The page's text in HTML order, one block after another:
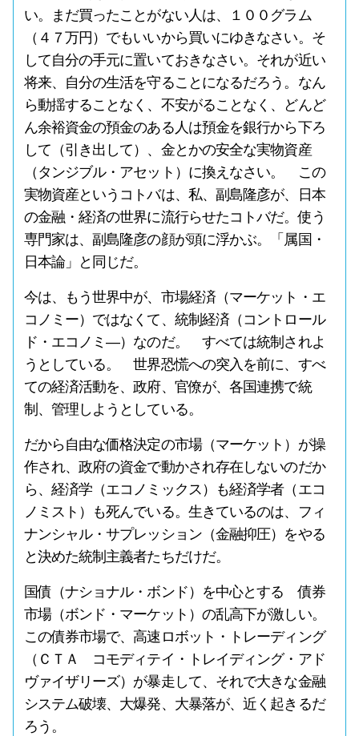
い。まだ買ったことがない人は、１００グラム
（４７万円）でもいいから買いにゆきなさい。そ
して自分の手元に置いておきなさい。それが近い
将来、自分の生活を守ることになるだろう。なん
ら動揺することなく、不安がることなく、どんど
ん余裕資金の預金のある人は預金を銀行から下ろ
して（引き出して）、金とかの安全な実物資産
（タンジブル・アセット）に換えなさい。 この
実物資産というコトバは、私、副島隆彦が、日本
の金融・経済の世界に流行らせたコトバだ。使う
専門家は、副島隆彦の顔が頭に浮かぶ。「属国・
日本論」と同じだ。
今は、もう世界中が、市場経済（マーケット・エ
コノミー）ではなくて、統制経済（コントロール
ド・エコノミ―）なのだ。 すべては統制されよ
うとしている。 世界恐慌への突入を前に、すべ
ての経済活動を、政府、官僚が、各国連携で統
制、管理しようとしている。
だから自由な価格決定の市場（マーケット）が操
作され、政府の資金で動かされ存在しないのだか
ら、経済学（エコノミックス）も経済学者（エコ
ノミスト）も死んでいる。生きているのは、フィ
ナンシャル・サプレッション（金融抑圧）をやる
と決めた統制主義者たちだけだ。
国債（ナショナル・ボンド）を中心とする 債券
市場（ボンド・マーケット）の乱高下が激しい。
この債券市場で、高速ロボット・トレーディング
（ＣＴＡ コモディテイ・トレイディング・アド
ヴァイザリーズ）が暴走して、それで大きな金融
システム破壊、大爆発、大暴落が、近く起きるだ
ろう。